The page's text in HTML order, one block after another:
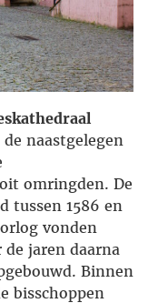
naastgelegen
omringden. De
tussen 1586 en
vonden
jaren daarna
Binnen
bisschoppen